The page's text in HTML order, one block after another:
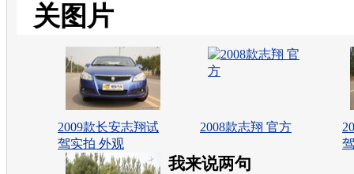
关图片
2009款长安志翔试
驾实拍 外观
2008款志翔 官方
我来说两句